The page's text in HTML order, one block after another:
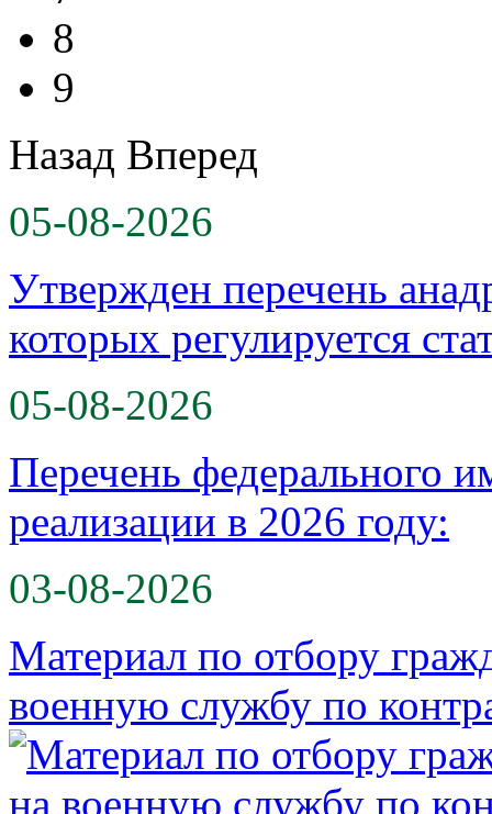
8
9
Назад Вперед
05-08-2026
Утвержден перечень
которых регулируется
05-08-2026
Перечень федерального
реализации в 2026 году:
03-08-2026
Материал по отбору
военную службу по